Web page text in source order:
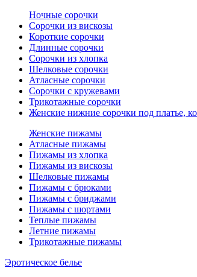
Ночные сорочки
Сорочки из вискозы
Короткие сорочки
Длинные сорочки
Сорочки из хлопка
Шелковые сорочки
Атласные сорочки
Сорочки с кружевами
Трикотажные сорочки
Женские нижние сорочки под платье,
Женские пижамы
Атласные пижамы
Пижамы из хлопка
Пижамы из вискозы
Шелковые пижамы
Пижамы с брюками
Пижамы с бриджами
Пижамы с шортами
Теплые пижамы
Летние пижамы
Трикотажные пижамы
Эротическое белье